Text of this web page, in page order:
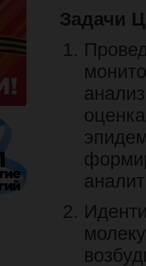
Задачи